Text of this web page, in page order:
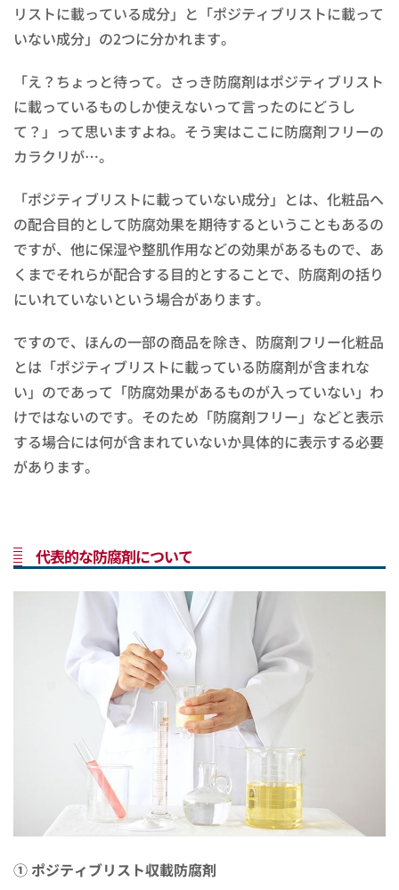
リストに載っている成分」と「ポジティブリストに載って
いない成分」の2つに分かれます。
「え？ちょっと待って。さっき防腐剤はポジティブリスト
に載っているものしか使えないって言ったのにどうし
て？」って思いますよね。そう実はここに防腐剤フリーの
カラクリが…。
「ポジティブリストに載っていない成分」とは、化粧品へ
の配合目的として防腐効果を期待するということもあるの
ですが、他に保湿や整肌作用などの効果があるもので、あ
くまでそれらが配合する目的とすることで、防腐剤の括り
にいれていないという場合があります。
ですので、ほんの一部の商品を除き、防腐剤フリー化粧品
とは「ポジティブリストに載っている防腐剤が含まれな
い」のであって「防腐効果があるものが入っていない」わ
けではないのです。そのため「防腐剤フリー」などと表示
する場合には何が含まれていないか具体的に表示する必要
があります。
代表的な防腐剤について
① ポジティブリスト収載防腐剤